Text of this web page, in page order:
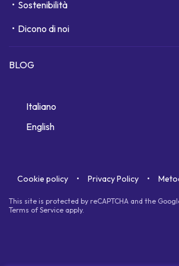
Sostenibilità
Dicono di noi
BLOG
Italiano
English
Cookie policy Privacy Policy
This site is protected by reCAPTCHA and the
Terms of Service apply.